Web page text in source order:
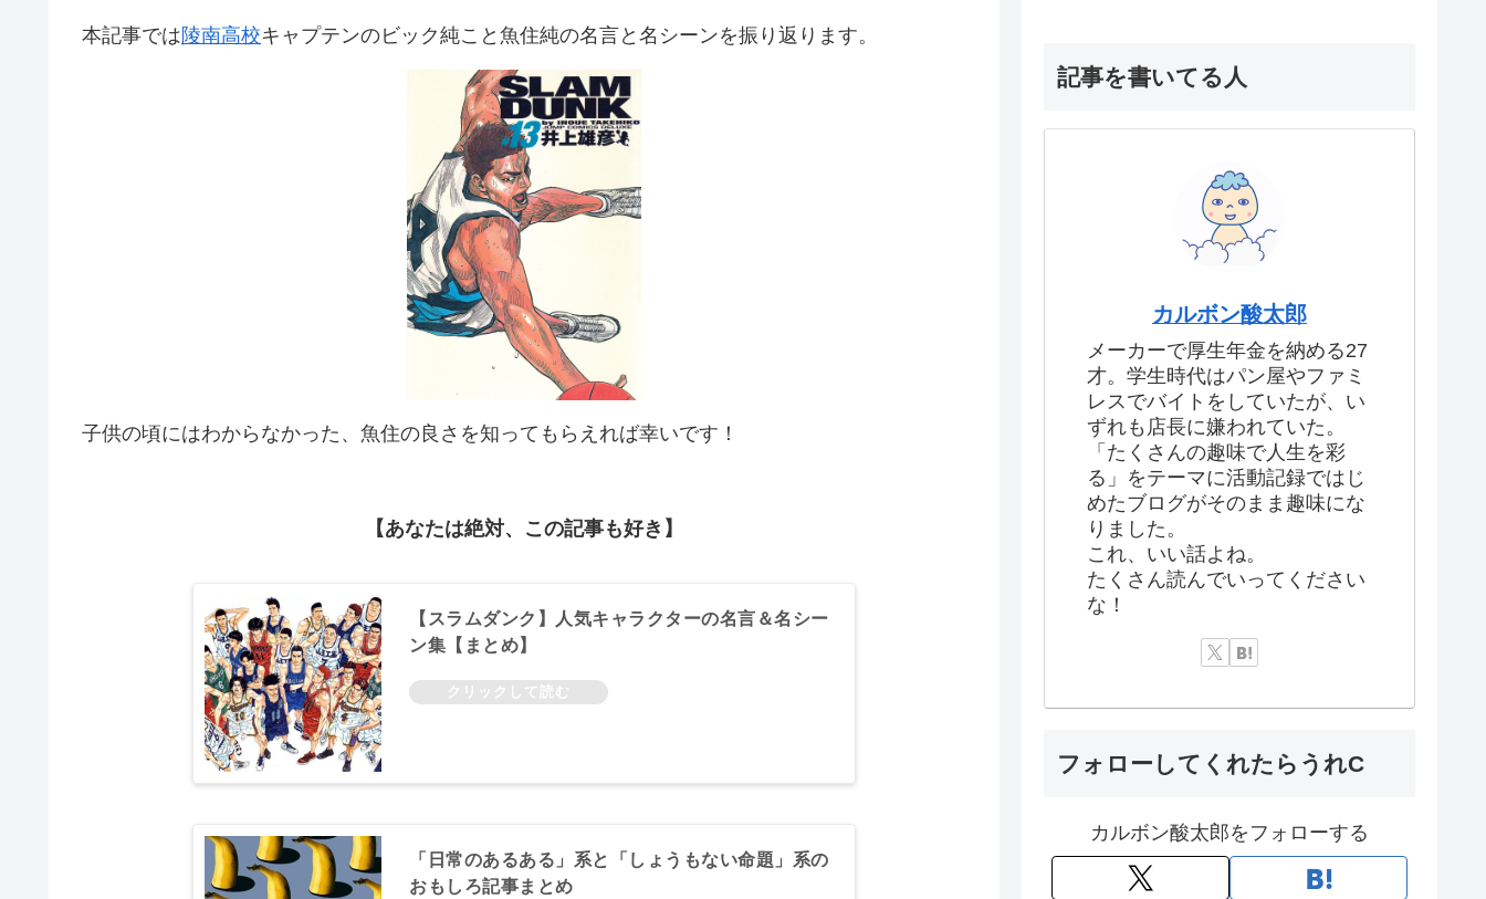
本記事では陵南高校キャプテンのビック純こと魚住純の名言と名シーンを振り返ります。
子供の頃にはわからなかった、魚住の良さを知ってもらえれば幸いです！
【あなたは絶対、この記事も好き】
【スラムダンク】人気キャラクターの名言＆名シー
ン集【まとめ】
「日常のあるある」系と「しょうもない命題」系の
おもしろ記事まとめ
記事を書いてる人
カルボン酸太郎
メーカーで厚生年金を納める27
才。学生時代はパン屋やファミ
レスでバイトをしていたが、い
ずれも店長に嫌われていた。
「たくさんの趣味で人生を彩
る」をテーマに活動記録ではじ
めたブログがそのまま趣味にな
りました。
これ、いい話よね。
たくさん読んでいってください
な！
フォローしてくれたらうれC
カルボン酸太郎をフォローする